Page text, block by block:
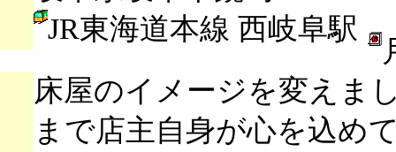
JR東海道本線 西岐阜駅
床屋のイメージを変えま
まで店主自身が心を込め